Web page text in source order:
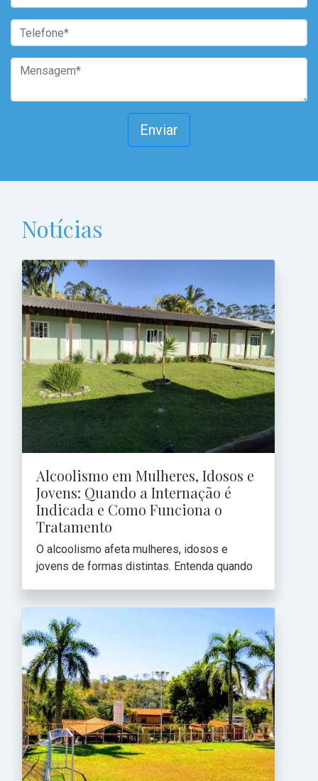
Enviar
Notícias
Alcoolismo em Mulheres, Idosos e
Jovens: Quando a Internação é
Indicada e Como Funciona o
Tratamento
O alcoolismo afeta mulheres, idosos e
jovens de formas distintas. Entenda quando